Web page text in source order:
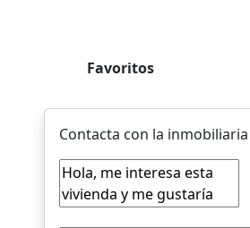
Favoritos
Contacta con la inmobiliaria